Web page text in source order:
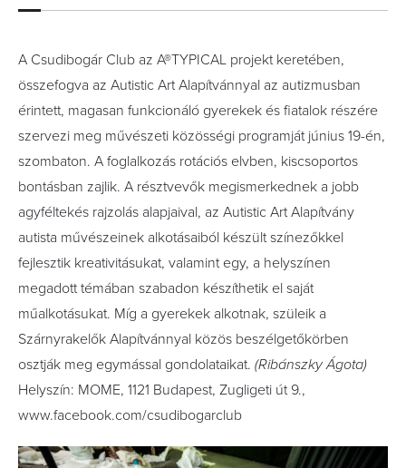
A Csudibogár Club az A®TYPICAL projekt keretében,
összefogva az Autistic Art Alapítvánnyal az autizmusban
érintett, magasan funkcionáló gyerekek és fiatalok részére
szervezi meg művészeti közösségi programját június 19-én,
szombaton. A foglalkozás rotációs elvben, kiscsoportos
bontásban zajlik. A résztvevők megismerkednek a jobb
agyféltekés rajzolás alapjaival, az Autistic Art Alapítvány
autista művészeinek alkotásaiból készült színezőkkel
fejlesztik kreativitásukat, valamint egy, a helyszínen
megadott témában szabadon készíthetik el saját
műalkotásukat. Míg a gyerekek alkotnak, szüleik a
Szárnyrakelők Alapítvánnyal közös beszélgetőkörben
osztják meg egymással gondolataikat. (Ribánszky Ágota)
Helyszín: MOME, 1121 Budapest, Zugligeti út 9.,
www.facebook.com/csudibogarclub